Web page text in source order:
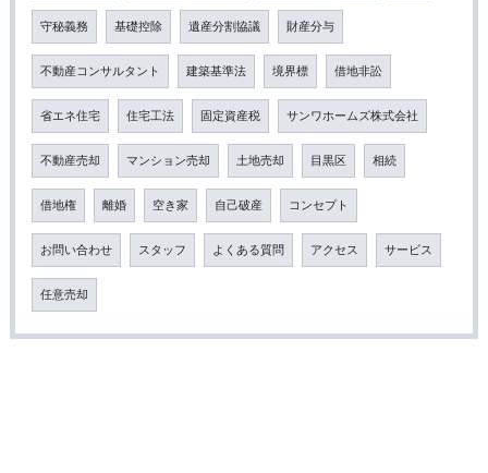
守秘義務 基礎控除 遺産分割協議 財産分与
不動産コンサルタント 建築基準法 境界標 借地非訟
省エネ住宅 住宅工法 固定資産税 サンワホームズ株式会社
不動産売却 マンション売却 土地売却 目黒区 相続
借地権 離婚 空き家 自己破産 コンセプト
お問い合わせ スタッフ よくある質問 アクセス サービス
任意売却